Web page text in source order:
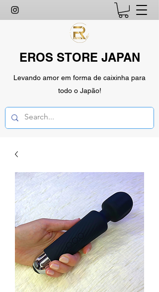
EROS STORE JAPAN
Levando amor em forma de caixinha para
todo o Japão!